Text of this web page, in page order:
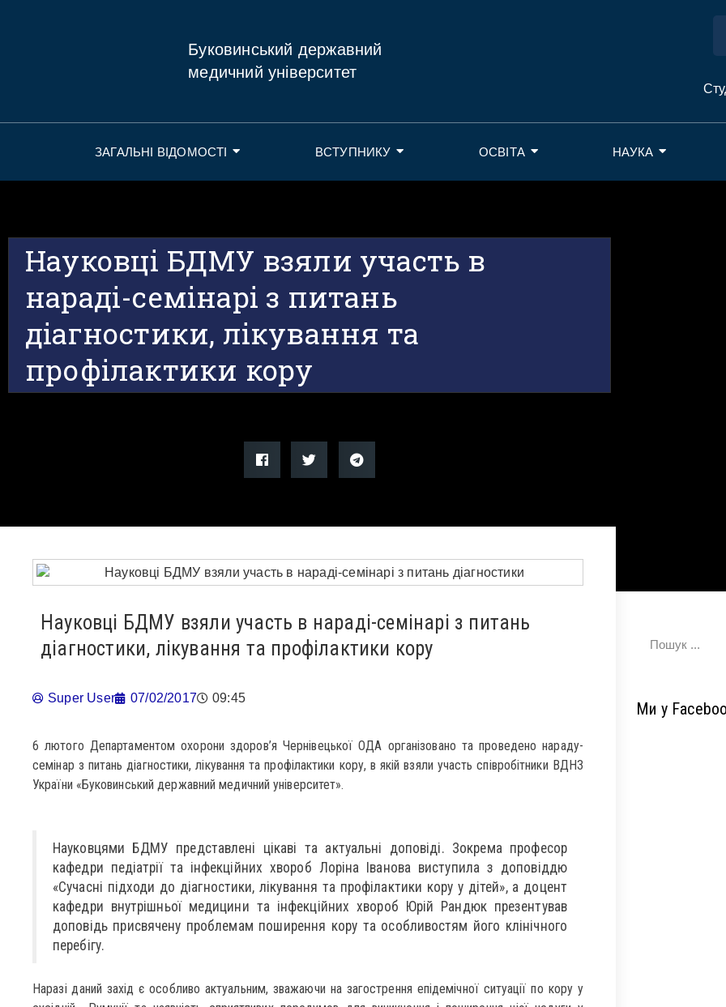
Буковинський державний
медичний університет
ЗАГАЛЬНІ ВІДОМОСТІ ВСТУПНИКУ ОСВІТА НАУКА
Науковці БДМУ взяли участь в
нараді-семінарі з питань
діагностики, лікування та
профілактики кору
Науковці БДМУ взяли участь в нараді-семінарі з питань
діагностики, лікування та профілактики кору
Super User 07/02/2017 09:45
6 лютого Департаментом охорони здоров’я Чернівецької ОДА організовано та проведено нараду-
семінар з питань діагностики, лікування та профілактики кору, в якій взяли участь співробітники ВДНЗ
України «Буковинський державний медичний університет».
Науковцями БДМУ представлені цікаві та актуальні доповіді. Зокрема професор
кафедри педіатрії та інфекційних хвороб Лоріна Іванова виступила з доповіддю
«Сучасні підходи до діагностики, лікування та профілактики кору у дітей», а доцент
кафедри внутрішньої медицини та інфекційних хвороб Юрій Рандюк презентував
доповідь присвячену проблемам поширення кору та особливостям його клінічного
перебігу.
Наразі даний захід є особливо актуальним, зважаючи на загострення епідемічної ситуації по кору у
Ми у